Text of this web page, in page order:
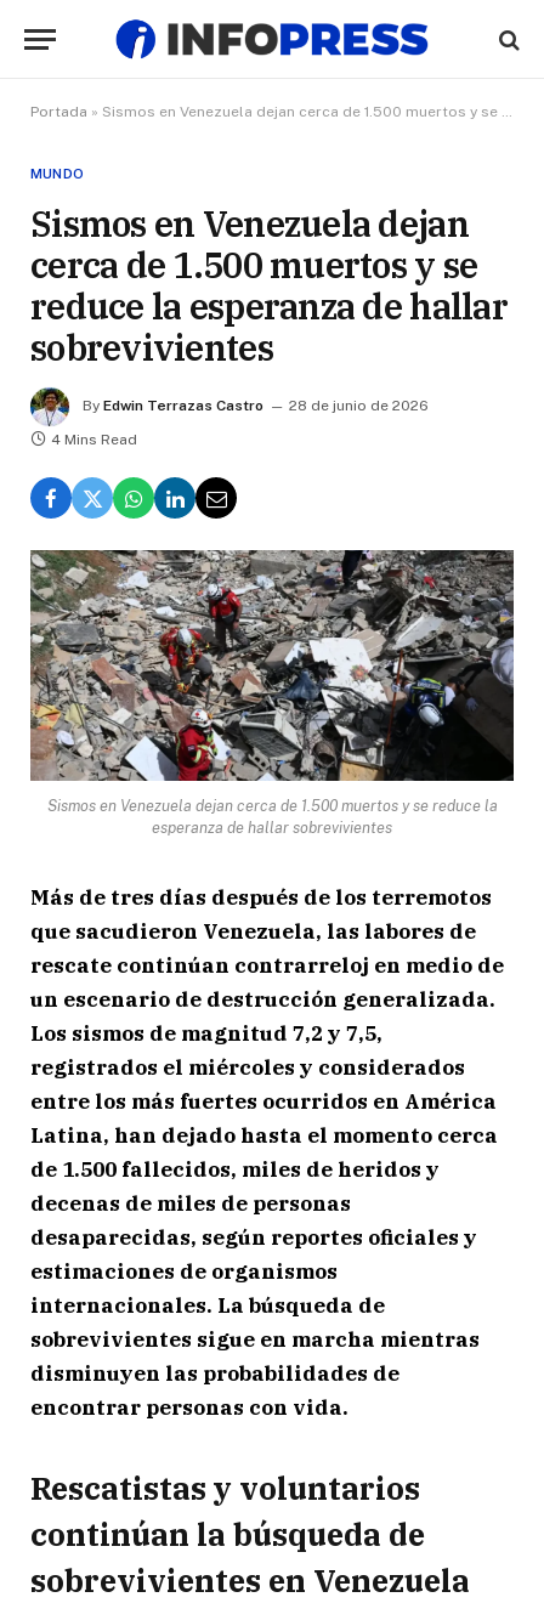
Portada » Sismos en Venezuela dejan cerca de 1.500 muertos y se reduce la esperanza de hallar sobrevivientes
MUNDO
Sismos en Venezuela dejan
cerca de 1.500 muertos y se
reduce la esperanza de hallar
sobrevivientes
By Edwin Terrazas Castro
28 de junio de 2026
4 Mins Read
Sismos en Venezuela dejan cerca de 1.500 muertos y se reduce la
esperanza de hallar sobrevivientes
Más de tres días después de los terremotos
que sacudieron Venezuela, las labores de
rescate continúan contrarreloj en medio de
un escenario de destrucción generalizada.
Los sismos de magnitud 7,2 y 7,5,
registrados el miércoles y considerados
entre los más fuertes ocurridos en América
Latina, han dejado hasta el momento cerca
de 1.500 fallecidos, miles de heridos y
decenas de miles de personas
desaparecidas, según reportes oficiales y
estimaciones de organismos
internacionales. La búsqueda de
sobrevivientes sigue en marcha mientras
disminuyen las probabilidades de
encontrar personas con vida.
Rescatistas y voluntarios
continúan la búsqueda de
sobrevivientes en Venezuela